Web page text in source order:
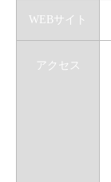
WEBサイト
アクセス